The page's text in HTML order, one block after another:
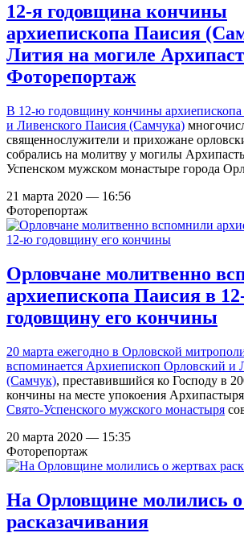
12-я годовщина кончины
архиепископа Паисия
Лития на могиле
Фоторепортаж
В 12-ю годовщину кончины
и Ливенского Паисия (Самчука)
священнослужители и прихожане
собрались на молитву у могилы
Успенском мужском монастыре города
21 марта 2020 — 16:56
Фоторепортаж
Орловчане молитвенно
архиепископа Паисия в
годовщину его кончины
20 марта ежегодно в Орловской
вспоминается Архиепископ Орловский и
(Самчук), преставившийся ко Господу в
кончины на месте упокоения
Свято-Успенского мужского монастыря
20 марта 2020 — 15:35
Фоторепортаж
На Орловщине молились о
расказачивания